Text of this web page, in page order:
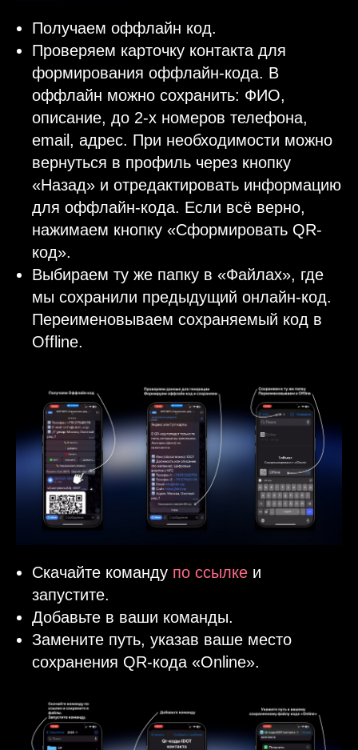
Получаем оффлайн код.
Проверяем карточку контакта для
формирования оффлайн-кода. В
оффлайн можно сохранить: ФИО,
описание, до 2-х номеров телефона,
email, адрес. При необходимости можно
вернуться в профиль через кнопку
«Назад» и отредактировать информацию
для оффлайн-кода. Если всё верно,
нажимаем кнопку «Сформировать QR-
код».
Выбираем ту же папку в «Файлах», где
мы сохранили предыдущий онлайн-код.
Переименовываем сохраняемый код в
Offline.
Скачайте команду по ссылке и
запустите.
Добавьте в ваши команды.
Замените путь, указав ваше место
сохранения QR-кода «Online».